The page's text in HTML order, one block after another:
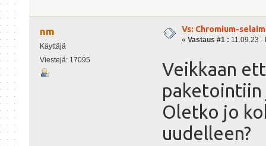
nm
Käyttäjä
Viestejä: 17095
Vs: Chromium-
« Vastaus #1 : 11.09.23 -
Veikkaan
paketointiin
Oletko jo
uudelleen?